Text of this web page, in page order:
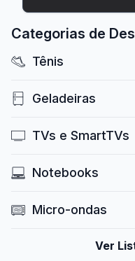
Categorias de
Tênis
Geladeiras
TVs e SmartTVs
Notebooks
Micro-ondas
Ver